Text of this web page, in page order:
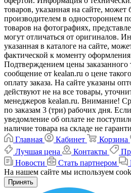
товаров, указанная на сайте, может
производителем в одностороннем
товаров на фотографиях,
могут отличаться от оригиналов.
указанная в каталоге на сайте,
фактической к моменту оформления
Подтверждением цены заказанного
сообщение от kealan.ru о цене
оплату заказа. На сайте указаны
действуют не на все товары,
менеджеров kealan.ru. Внимание!
по заказам 3 (три) рабочих дня.
уведомление об оплате не
наличие товара на складе не
Главная
Кабинет Корзина
Лучшая цена
Контакты
Новости
Стать партнером
На нашем сайте мы используем
Принять